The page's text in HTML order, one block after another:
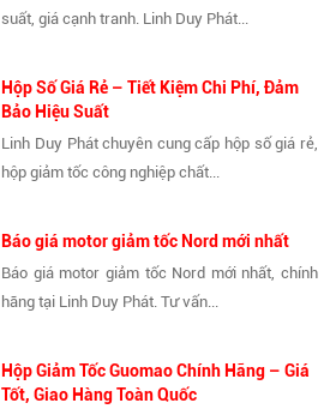
suất, giá cạnh tranh. Linh Duy Phát...
Hộp Số Giá Rẻ – Tiết Kiệm Chi Phí, Đảm
Bảo Hiệu Suất
Linh Duy Phát chuyên cung cấp hộp số giá rẻ,
hộp giảm tốc công nghiệp chất...
Báo giá motor giảm tốc Nord mới nhất
Báo giá motor giảm tốc Nord mới nhất, chính
hãng tại Linh Duy Phát. Tư vấn...
Hộp Giảm Tốc Guomao Chính Hãng – Giá
Tốt, Giao Hàng Toàn Quốc